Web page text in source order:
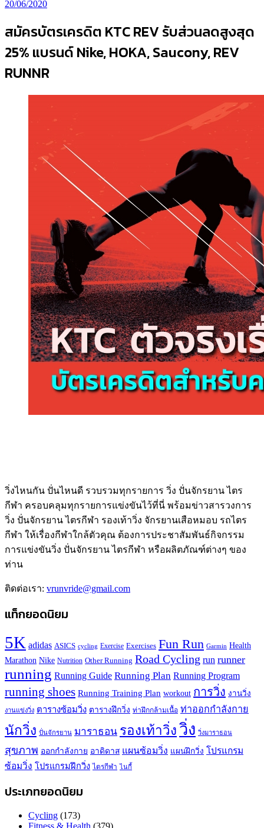
20/06/2020
สมัครบัตรเครดิต KTC REV รับส่วนลดสูงสุด
25% แบรนด์ Nike, HOKA, Saucony, REV
RUNNR
วิ่งไหนกัน ปั่นไหนดี รวบรวมทุกรายการ วิ่ง ปั่นจักรยาน ไตร
กีฬา ครอบคลุมทุกรายการแข่งขันไว้ที่นี่ พร้อมข่าวสารวงการ
วิ่ง ปั่นจักรยาน ไตรกีฬา รองเท้าวิ่ง จักรยานเสือหมอบ รถไตร
กีฬา ให้เรื่องกีฬาใกล้ตัวคุณ ต้องการประชาสัมพันธ์กิจกรรม
การแข่งขันวิ่ง ปั่นจักรยาน ไตรกีฬา หรือผลิตภัณฑ์ต่างๆ ของ
ท่าน
ติดต่อเรา: vrunvride@gmail.com
แท็กยอดนิยม
5K adidas ASICS cycling Exercise Exercises Fun Run Garmin Health
Marathon Nike Nutrition Other Running Road Cycling run runner
running Running Guide Running Plan Running Program
running shoes Running Training Plan workout การวิ่ง งานวิ่ง
งานแข่งวิ่ง ตารางซ้อมวิ่ง ตารางฝึกวิ่ง ท่าฝึกกล้ามเนื้อ ท่าออกกำลังกาย
นักวิ่ง ปั่นจักรยาน มาราธอน รองเท้าวิ่ง วิ่ง วิ่งมาราธอน
สุขภาพ ออกกำลังกาย อาดิดาส แผนซ้อมวิ่ง แผนฝึกวิ่ง โปรแกรม
ซ้อมวิ่ง โปรแกรมฝึกวิ่ง ไตรกีฬา ไนกี้
ประเภทยอดนิยม
Cycling (173)
Fitness & Health (379)